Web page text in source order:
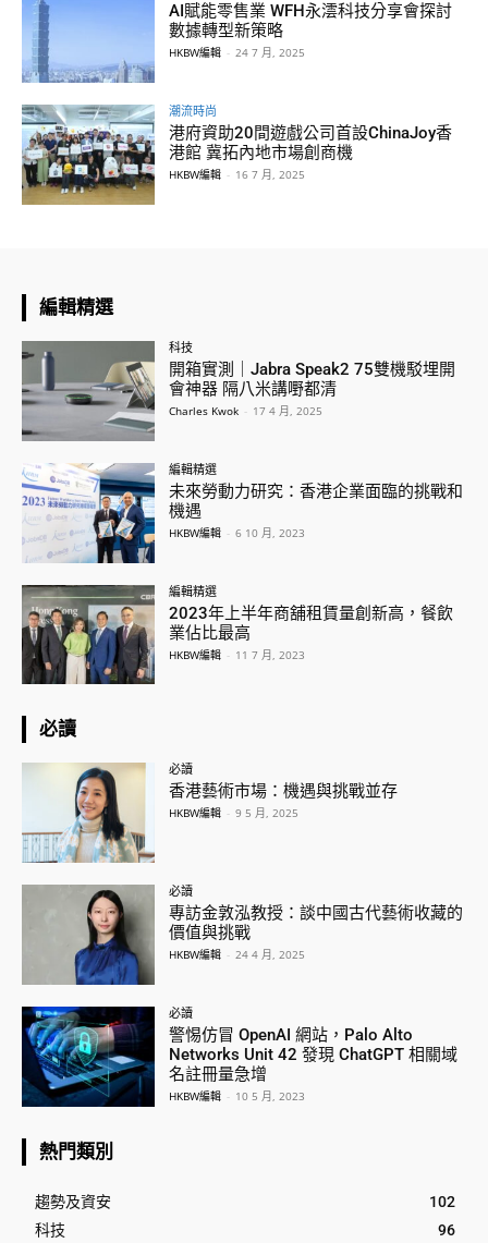
AI賦能零售業 WFH永澐科技分享會探討
數據轉型新策略
HKBW編輯 - 24 7 月, 2025
潮流時尚
港府資助20間遊戲公司首設ChinaJoy香
港館 冀拓內地市場創商機
HKBW編輯 - 16 7 月, 2025
編輯精選
科技
開箱實測｜Jabra Speak2 75雙機駁埋開
會神器 隔八米講嘢都清
Charles Kwok - 17 4 月, 2025
編輯精選
未來勞動力研究：香港企業面臨的挑戰和
機遇
HKBW編輯 - 6 10 月, 2023
編輯精選
2023年上半年商舖租賃量創新高，餐飲
業佔比最高
HKBW編輯 - 11 7 月, 2023
必讀
必讀
香港藝術市場：機遇與挑戰並存
HKBW編輯 - 9 5 月, 2025
必讀
專訪金敦泓教授：談中國古代藝術收藏的
價值與挑戰
HKBW編輯 - 24 4 月, 2025
必讀
警惕仿冒 OpenAI 網站，Palo Alto
Networks Unit 42 發現 ChatGPT 相關域
名註冊量急增
HKBW編輯 - 10 5 月, 2023
熱門類別
趨勢及資安
102
科技
96